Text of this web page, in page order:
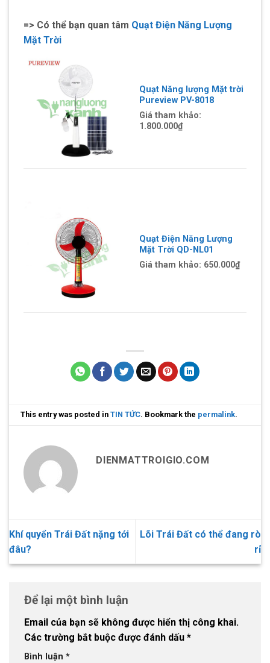
=> Có thể bạn quan tâm Quạt Điện Năng Lượng
Mặt Trời
Quạt Năng lượng Mặt trời
Pureview PV-8018
Giá tham khảo:
1.800.000₫
Quạt Điện Năng Lượng
Mặt Trời QD-NL01
Giá tham khảo: 650.000₫
This entry was posted inTIN TỨC. Bookmark the permalink.
DIENMATTROIGIO.COM
Khí quyển Trái Đất nặng tới
đâu?
Lõi Trái Đất có thể đang rò
rỉ
Để lại một bình luận
Email của bạn sẽ không được hiển thị công khai.
Các trường bắt buộc được đánh dấu *
Bình luận *